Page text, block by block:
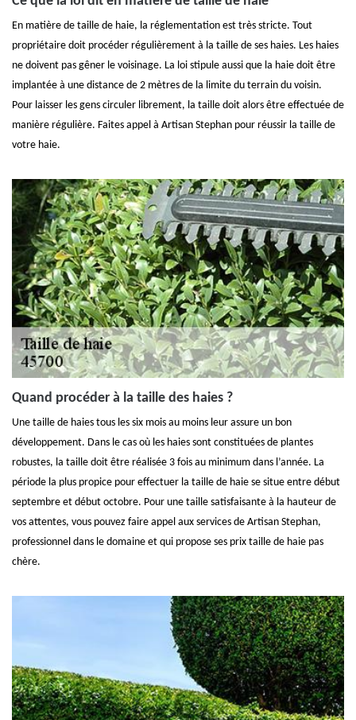
En matière de taille de haie, la réglementation est très stricte. Tout
propriétaire doit procéder régulièrement à la taille de ses haies. Les haies
ne doivent pas gêner le voisinage. La loi stipule aussi que la haie doit être
implantée à une distance de 2 mètres de la limite du terrain du voisin.
Pour laisser les gens circuler librement, la taille doit alors être effectuée de
manière régulière. Faites appel à Artisan Stephan pour réussir la taille de
votre haie.
Quand procéder à la taille des haies ?
Une taille de haies tous les six mois au moins leur assure un bon
développement. Dans le cas où les haies sont constituées de plantes
robustes, la taille doit être réalisée 3 fois au minimum dans l’année. La
période la plus propice pour effectuer la taille de haie se situe entre début
septembre et début octobre. Pour une taille satisfaisante à la hauteur de
vos attentes, vous pouvez faire appel aux services de Artisan Stephan,
professionnel dans le domaine et qui propose ses prix taille de haie pas
chère.